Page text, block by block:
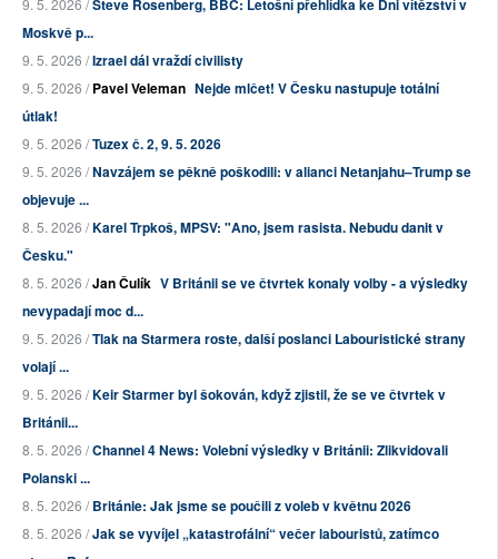
9. 5. 2026 /Steve Rosenberg, BBC: Letošní přehlídka ke Dni vítězství v
Moskvě p...
9. 5. 2026 /Izrael dál vraždí civilisty
9. 5. 2026 /Pavel Veleman Nejde mlčet! V Česku nastupuje totální
útlak!
9. 5. 2026 /Tuzex č. 2, 9. 5. 2026
9. 5. 2026 /Navzájem se pěkně poškodili: v alianci Netanjahu–Trump se
objevuje ...
8. 5. 2026 /Karel Trpkoš, MPSV: "Ano, jsem rasista. Nebudu danit v
Česku."
8. 5. 2026 /Jan Čulík V Británii se ve čtvrtek konaly volby - a výsledky
nevypadají moc d...
9. 5. 2026 /Tlak na Starmera roste, další poslanci Labouristické strany
volají ...
9. 5. 2026 /Keir Starmer byl šokován, když zjistil, že se ve čtvrtek v
Británii...
8. 5. 2026 /Channel 4 News: Volební výsledky v Británii: Zlikvidovali
Polanski ...
8. 5. 2026 /Británie: Jak jsme se poučili z voleb v květnu 2026
8. 5. 2026 /Jak se vyvíjel „katastrofální“ večer labouristů, zatímco